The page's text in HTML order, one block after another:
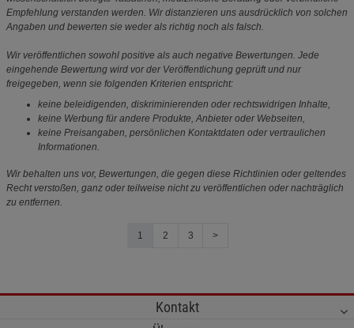
Empfehlung verstanden werden. Wir distanzieren uns ausdrücklich von solchen
Angaben und bewerten sie weder als richtig noch als falsch.
Wir veröffentlichen sowohl positive als auch negative Bewertungen. Jede
eingehende Bewertung wird vor der Veröffentlichung geprüft und nur
freigegeben, wenn sie folgenden Kriterien entspricht:
keine beleidigenden, diskriminierenden oder rechtswidrigen Inhalte,
keine Werbung für andere Produkte, Anbieter oder Webseiten,
keine Preisangaben, persönlichen Kontaktdaten oder vertraulichen
Informationen.
Wir behalten uns vor, Bewertungen, die gegen diese Richtlinien oder geltendes
Recht verstoßen, ganz oder teilweise nicht zu veröffentlichen oder nachträglich
zu entfernen.
1 2 3 >
Kontakt